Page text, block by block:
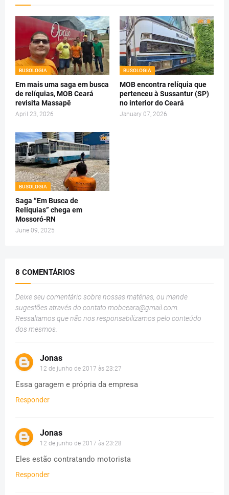
BUSOLOGIA
Em mais uma saga em busca
de relíquias, MOB Ceará
revisita Massapê
April 23, 2026
BUSOLOGIA
MOB encontra relíquia que
pertenceu à Sussantur (SP)
no interior do Ceará
January 07, 2026
BUSOLOGIA
Saga “Em Busca de
Relíquias” chega em
Mossoró-RN
June 09, 2025
8 COMENTÁRIOS
Deixe seu comentário sobre nossas matérias, ou mande
sugestões através do contato mobceara@gmail.com
Ressaltamos que não nos responsabilizamos pelo conteúdo
dos mesmos.
Jonas
12 de junho de 2017 às 23:27
Essa garagem e própria da empresa
Responder
Jonas
12 de junho de 2017 às 23:28
Eles estão contratando motorista
Responder